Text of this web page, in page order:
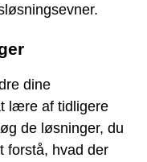
dine
lære af tidligere
de løsninger, du
forstå, hvad der